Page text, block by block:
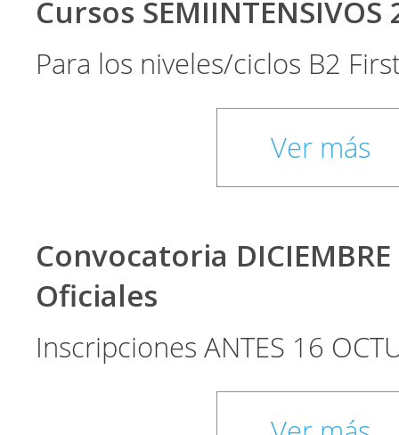
Cursos SEMIINTENSIVOS
Para los niveles/ciclos B2
Ver más
Convocatoria
Oficiales
Inscripciones ANTES 16